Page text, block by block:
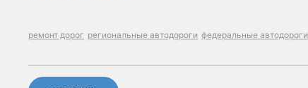
ремонт дорог региональные автодороги федеральные автодороги